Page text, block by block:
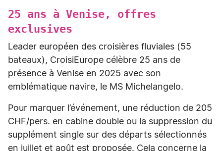
25 ans à Venise, offres
exclusives
Leader européen des croisières fluviales (55
bateaux), CroisiEurope célèbre 25 ans de
présence à Venise en 2025 avec son
emblématique navire, le MS Michelangelo.
Pour marquer l’événement, une réduction de 205
CHF/pers. en cabine double ou la suppression du
supplément single sur des départs sélectionnés
en juillet et août est proposée. Cela concerne la